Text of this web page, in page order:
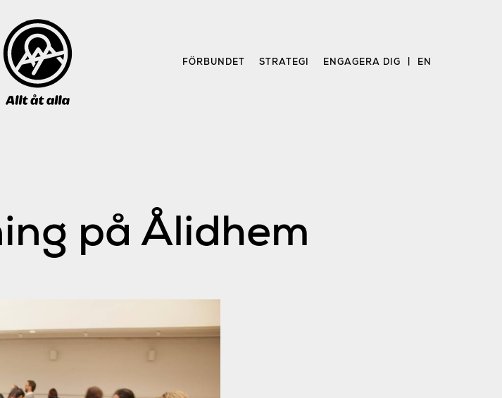
FÖRBUNDET STRATEGI ENGAGERA DIG EN
på Ålidhem